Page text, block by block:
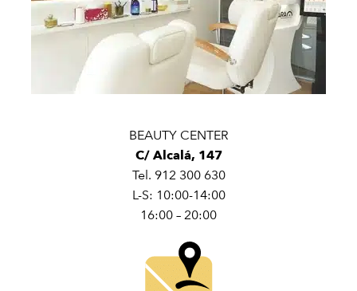
BEAUTY CENTER
C/ Alcalá, 147
Tel. 912 300 630
L-S: 10:00-14:00
16:00 – 20:00